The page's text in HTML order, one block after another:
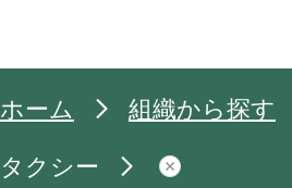
ホーム
組織から探す
タクシー